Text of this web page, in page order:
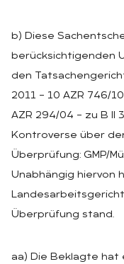
b) Diese
berücksichtigenden
den
2011 – 10 AZR 746/10
AZR 294/04 – zu B II
Kontroverse über
Überprüfung: GMP/
Unabhängig hiervon
Überprüfung stand.
aa) Die Beklagte